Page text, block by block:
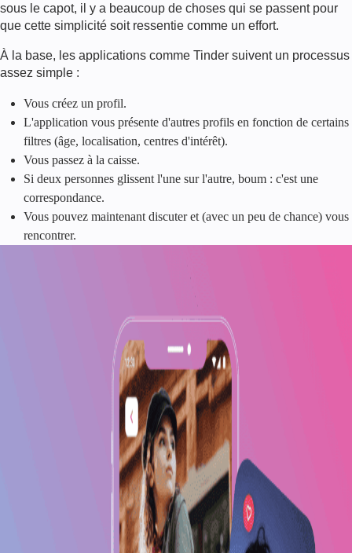
sous le capot, il y a beaucoup de choses qui se passent pour
que cette simplicité soit ressentie comme un effort.
À la base, les applications comme Tinder suivent un processus
assez simple :
Vous créez un profil.
L'application vous présente d'autres profils en fonction de certains
filtres (âge, localisation, centres d'intérêt).
Vous passez à la caisse.
Si deux personnes glissent l'une sur l'autre, boum : c'est une
correspondance.
Vous pouvez maintenant discuter et (avec un peu de chance) vous
rencontrer.